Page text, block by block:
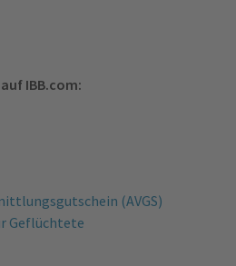
IBB.com:
(AVGS)
Geflüchtete